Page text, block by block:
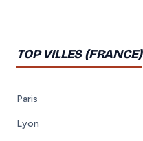
TOP VILLES (FRANCE)
Paris
Lyon